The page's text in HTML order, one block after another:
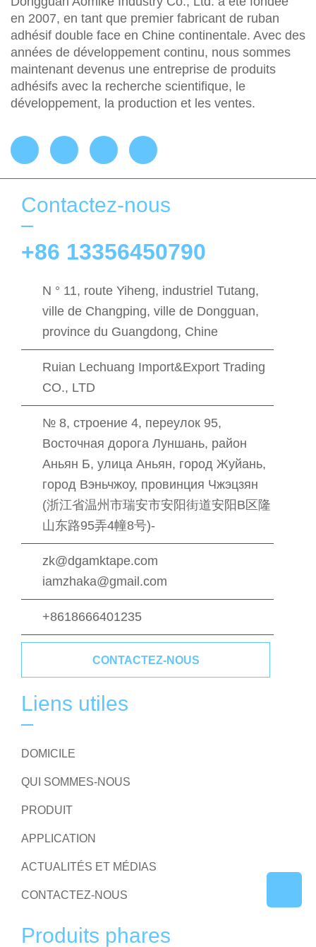
en 2007, en tant que premier fabricant de ruban
adhésif double face en Chine continentale. Avec des
années de développement continu, nous sommes
maintenant devenus une entreprise de produits
adhésifs avec la recherche scientifique, le
développement, la production et les ventes.
Contactez-nous
+86 13356450790
N ° 11, route Yiheng, industriel Tutang,
ville de Changping, ville de Dongguan,
province du Guangdong, Chine
Ruian Lechuang Import&Export Trading
CO., LTD
№ 8, строение 4, переулок 95,
Восточная дорога Луншань, район
Аньян Б, улица Аньян, город Жуйань,
город Вэньчжоу, провинция Чжэцзян
(浙江省温州市瑞安市安阳街道安阳B区隆
山东路95弄4幢8号)-
zk@dgamktape.com
iamzhaka@gmail.com
+8618666401235
CONTACTEZ-NOUS
Liens utiles
DOMICILE
QUI SOMMES-NOUS
PRODUIT
APPLICATION
ACTUALITÉS ET MÉDIAS
CONTACTEZ-NOUS
Produits phares